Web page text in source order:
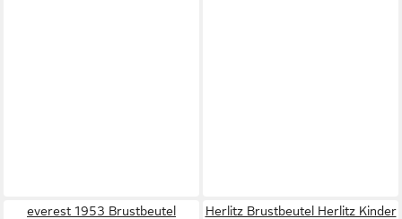
everest 1953 Brustbeutel
Herlitz Brustbeutel Herlitz Kinder